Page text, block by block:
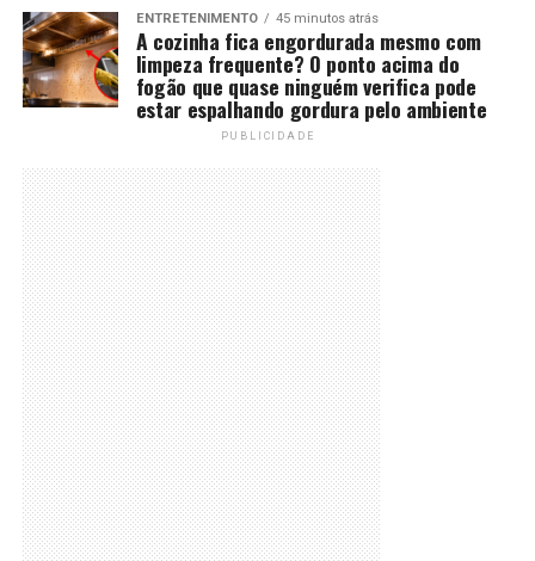
ENTRETENIMENTO 45 minutos atrás
A cozinha fica engordurada mesmo com
limpeza frequente? O ponto acima do
fogão que quase ninguém verifica pode
estar espalhando gordura pelo ambiente
PUBLICIDADE